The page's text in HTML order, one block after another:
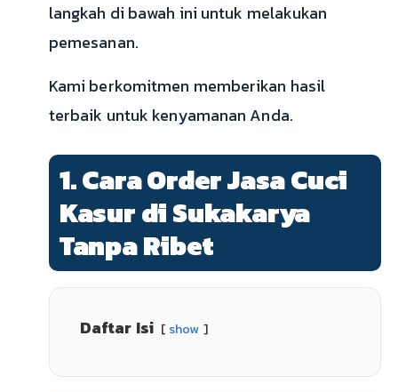
langkah di bawah ini untuk melakukan
pemesanan.
Kami berkomitmen memberikan hasil
terbaik untuk kenyamanan Anda.
1. Cara Order Jasa Cuci
Kasur di Sukakarya
Tanpa Ribet
Daftar Isi show